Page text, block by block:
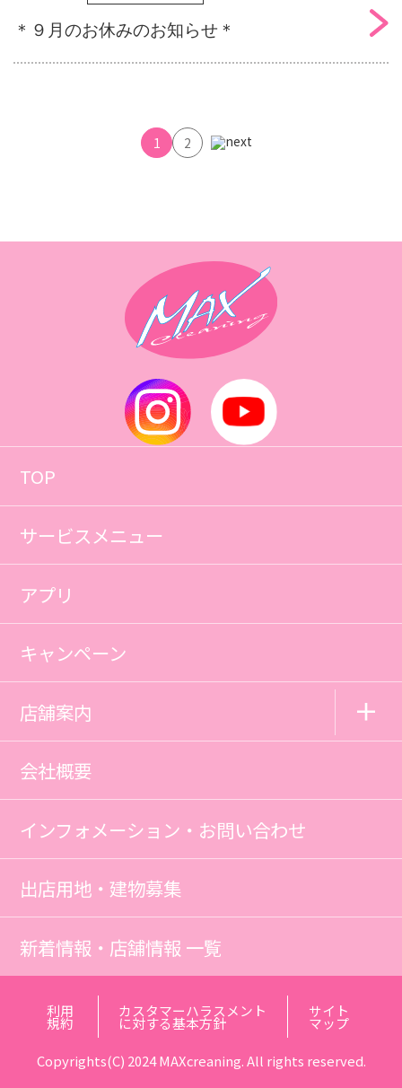
＊９月のお休みのお知らせ＊
1 2
TOP
サービスメニュー
アプリ
キャンペーン
店舗案内
会社概要
インフォメーション・お問い合わせ
出店用地・建物募集
新着情報・店舗情報 一覧
利用
規約
カスタマーハラスメント
に対する基本方針
サイト
マップ
Copyrights(C) 2024 MAXcreaning. All rights reserved.